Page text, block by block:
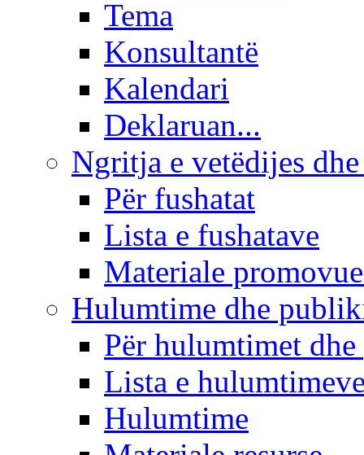
Tema
Konsultantë
Kalendari
Deklaruan...
Ngritja e vetëdijes
Për fushatat
Lista e fushatave
Materiale
Hulumtime dhe
Për hulumtimet
Lista e
Hulumtime